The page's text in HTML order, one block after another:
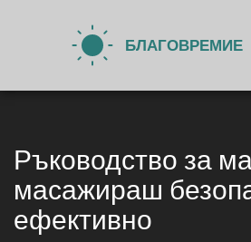
Ръководство за
масажираш
ефективно